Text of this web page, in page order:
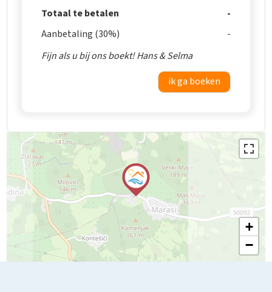
Totaal te betalen
Aanbetaling (30%)
Fijn als u bij ons boekt! Hans & Selma
ik ga boeken
+
−